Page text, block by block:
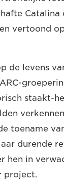
vertoond
de levens
staakt-
toename
durende
hen in
project.